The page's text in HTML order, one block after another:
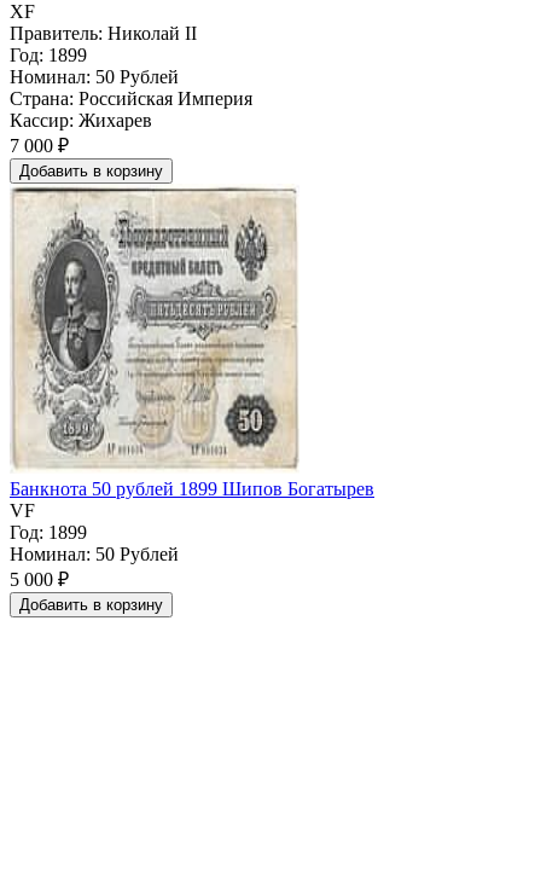
XF
Правитель: Николай II
Год: 1899
Номинал: 50 Рублей
Страна: Российская Империя
Кассир: Жихарев
7 000 ₽
Добавить в корзину
Банкнота 50 рублей 1899 Шипов Богатырев
VF
Год: 1899
Номинал: 50 Рублей
5 000 ₽
Добавить в корзину